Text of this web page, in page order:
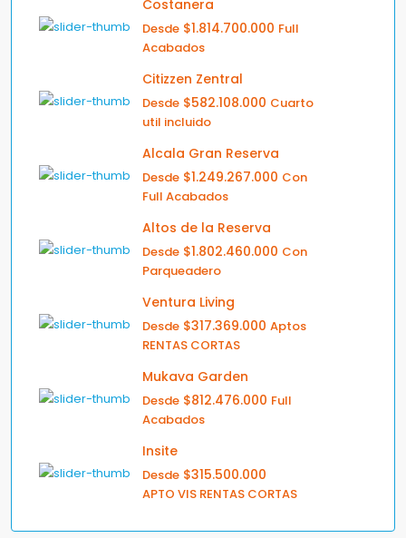
Costanera
Desde $1.814.700.000 Full
Acabados
Citizzen Zentral
Desde $582.108.000 Cuarto
util incluido
Alcala Gran Reserva
Desde $1.249.267.000 Con
Full Acabados
Altos de la Reserva
Desde $1.802.460.000 Con
Parqueadero
Ventura Living
Desde $317.369.000 Aptos
RENTAS CORTAS
Mukava Garden
Desde $812.476.000 Full
Acabados
Insite
Desde $315.500.000
APTO VIS RENTAS CORTAS